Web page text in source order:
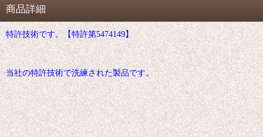
商品詳細
特許技術です。【特許第5474149】
当社の特許技術で洗練された製品です。